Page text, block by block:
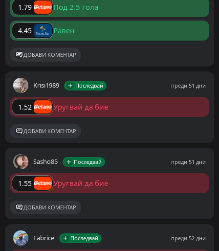
1.79 Под 2.5 гола
4.45 Равен
ДОБАВИ КОМЕНТАР
Krisi1989 Последвай преди 51 дни
1.52 Уругвай да бие
ДОБАВИ КОМЕНТАР
Sasho85 Последвай преди 51 дни
1.55 Уругвай да бие
ДОБАВИ КОМЕНТАР
Fabrice Последвай преди 52 дни